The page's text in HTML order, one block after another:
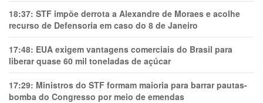
18:37: STF impõe derrota a Alexandre de Moraes e acolhe
recurso de Defensoria em caso do 8 de Janeiro
17:48: EUA exigem vantagens comerciais do Brasil para
liberar quase 60 mil toneladas de açúcar
17:29: Ministros do STF formam maioria para barrar pautas-
bomba do Congresso por meio de emendas